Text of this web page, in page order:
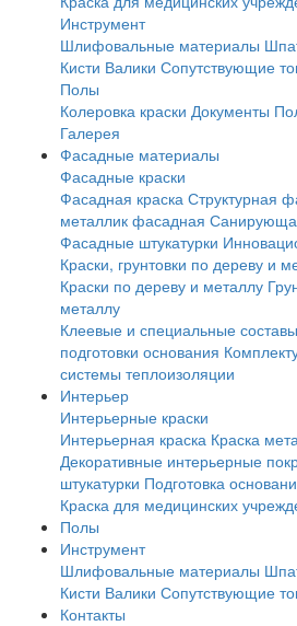
Инструмент
Шлифовальные материалы
Кисти Валики Сопутствующие
Полы
Колеровка краски Документы
Галерея
Фасадные материалы
Фасадные краски
Фасадная краска Структурная
металлик фасадная
Фасадные штукатурки
Краски, грунтовки по дереву и
Краски по дереву и металлу
металлу
Клеевые и специальные составы
подготовки основания
системы теплоизоляции
Интерьер
Интерьерные краски
Интерьерная краска Краска
Декоративные интерьерные
штукатурки Подготовка
Краска для медицинских
Полы
Инструмент
Шлифовальные материалы
Кисти Валики Сопутствующие
Контакты